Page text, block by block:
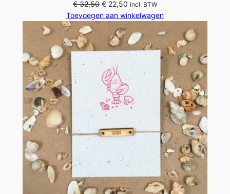
€32,50 Oorspronkelijke
prijs
€ 32,50.
€ 22,50 Huidige
prijs
€ 22,50.
incl. BTW
Toevoegen aan winkelwagen